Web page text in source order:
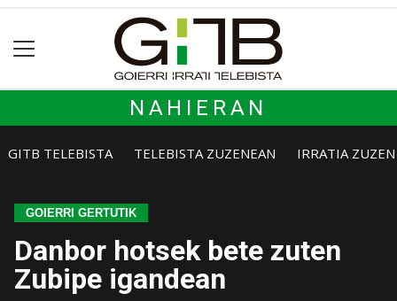
NAHIERAN
GITB TELEBISTA TELEBISTA ZUZENEAN IRRATIA
GOIERRI GERTUTIK
Danbor hotsek bete zuten
Zubipe igandean